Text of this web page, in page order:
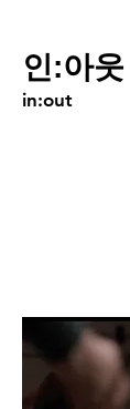
인:아웃
in:out